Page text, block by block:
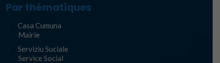
Par thématiques
Casa Cumuna
Mairie
Serviziu Suciale
Service Social